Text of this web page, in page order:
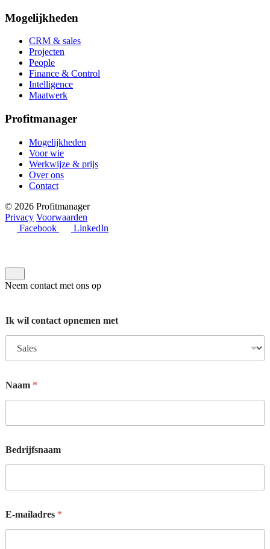
Mogelijkheden
CRM & sales
Projecten
People
Finance & Control
Intelligence
Maatwerk
Profitmanager
Mogelijkheden
Voor wie
Werkwijze & prijs
Over ons
Contact
© 2026 Profitmanager
Privacy Voorwaarden
Facebook
LinkedIn
Neem contact met ons op
Ik wil contact opnemen met
Naam *
Bedrijfsnaam
w
i
E-mailadres *